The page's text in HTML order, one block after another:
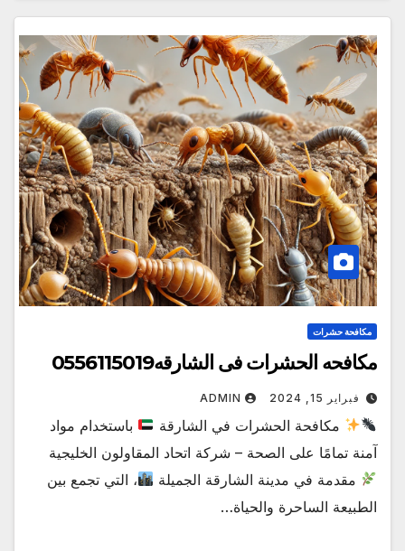
مكافحة حشرات
مكافحه الحشرات فى الشارقه0556115019
فبراير 15, 2024 ADMIN
مكافحة الحشرات في الشارقة
باستخدام مواد
آمنة تمامًا على الصحة – شركة اتحاد المقاولون الخليجية
مقدمة في مدينة الشارقة الجميلة
، التي تجمع بين
الطبيعة الساحرة والحياة…